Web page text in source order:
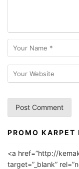
A
l
PROMO KARPET
<a href=”http://
target=”_blank”